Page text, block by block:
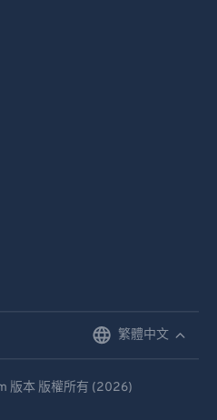
繁體中文
版本 版權所有 (2026)